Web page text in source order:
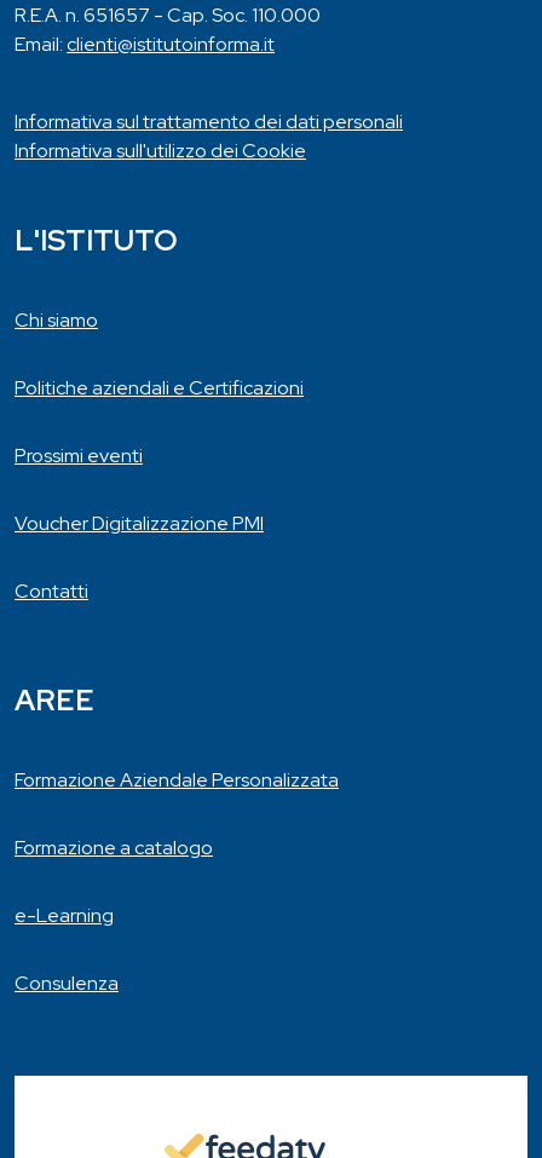
R.E.A. n. 651657 - Cap. Soc. 110.000
Email:clienti@istitutoinforma.it
Informativa sul trattamento dei dati personali
Informativa sull'utilizzo dei Cookie
L'ISTITUTO
Chi siamo
Politiche aziendali e Certificazioni
Prossimi eventi
Voucher Digitalizzazione PMI
Contatti
AREE
Formazione Aziendale Personalizzata
Formazione a catalogo
e-Learning
Consulenza